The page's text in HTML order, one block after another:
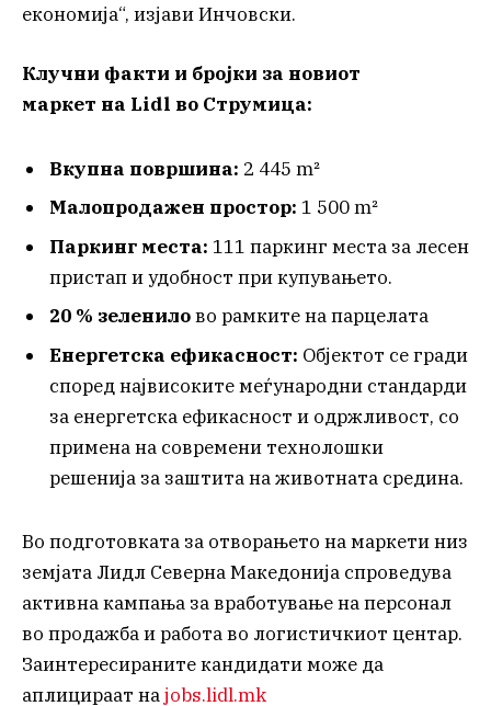
економија“, изјави Инчовски.
Клучни факти и бројки за новиот
маркет на Lidl во Струмица:
Вкупна површина: 2 445 m²
Малопродажен простор: 1 500 m²
Паркинг места: 111 паркинг места за лесен
пристап и удобност при купувањето.
20 % зеленилово рамките на парцелата
Енергетска ефикасност: Објектот се гради
според највисоките меѓународни стандарди
за енергетска ефикасност и одржливост, со
примена на современи технолошки
решенија за заштита на животната средина.
Во подготовката за отворањето на маркети низ
земјата Лидл Северна Македонија спроведува
активна кампања за вработување на персонал
во продажба и работа во логистичкиот центар.
Заинтересираните кандидати може да
аплицираат наjobs.lidl.mk